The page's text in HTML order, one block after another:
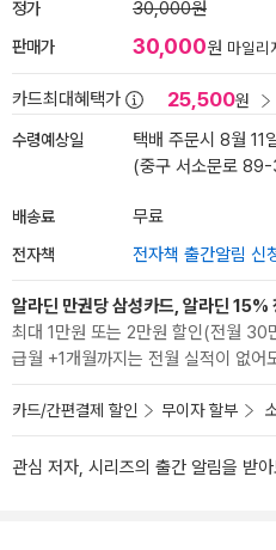
정가 30,000원
판매가 30,000원 마일
카드최대혜택가 25,500원
수령예상일
택배 주문시 8월 11
(중구 서소문로 89-
배송료 무료
전자책 전자책 출간알림 신
알라딘 만권당 삼성카드, 알라딘 15%
최대 1만원 또는 2만원 할인(전월
급월 +1개월까지는 전월 실적이 없어
카드/간편결제 할인 무이자 할부
관심 저자, 시리즈의 출간 알림을 받